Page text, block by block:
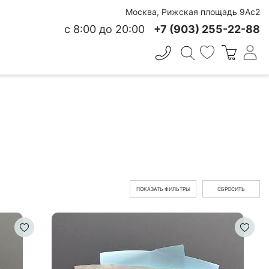
Москва, Рижская площадь 9Ас2
с 8:00 до 20:00 +7 (903) 255-22-88
ПОКАЗАТЬ ФИЛЬТРЫ СБРОСИТЬ